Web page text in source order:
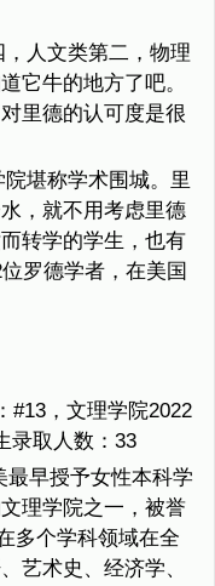
人文类第二，物理
它牛的地方了吧。
里德的认可度是很
堪称学术围城。里
，就不用考虑里德
转学的学生，也有
罗德学者，在美国
#13，文理学院2022
录取人数：33
最早授予女性本科学
理学院之一，被誉
多个学科领域在全
艺术史、经济学、